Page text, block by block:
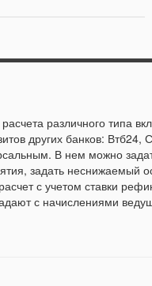
различного типа
других банков:
В нем можно
задать неснижаемый
с учетом ставки
с начислениями